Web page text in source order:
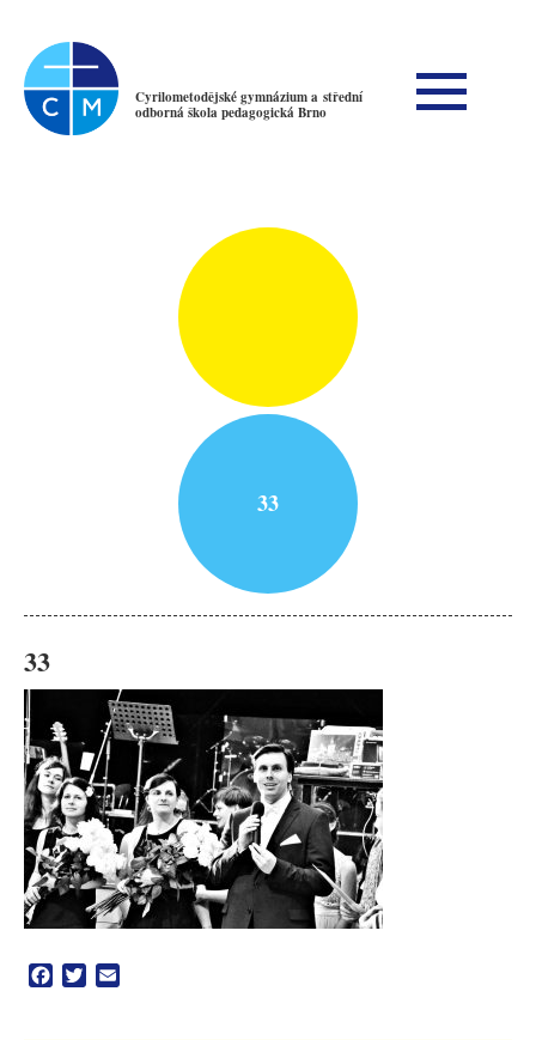
Cyrilometodějské gymnázium a střední
odborná škola pedagogická Brno
33
33
Facebook
Twitter